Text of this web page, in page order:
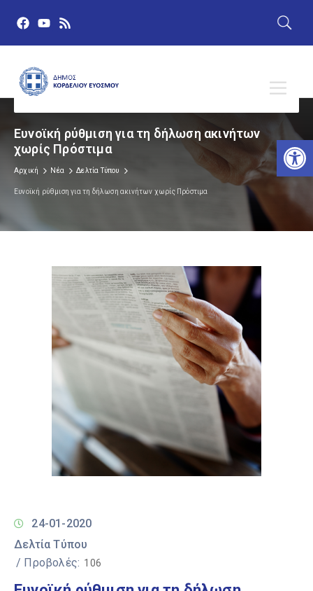
Ευνοϊκή ρύθμιση για τη δήλωση ακινήτων
χωρίς Πρόστιμα
Αρχική Νέα Δελτία Τύπου
Ευνοϊκή ρύθμιση για τη δήλωση ακινήτων χωρίς Πρόστιμα
24-01-2020
Δελτία Τύπου
/ Προβολές: 106